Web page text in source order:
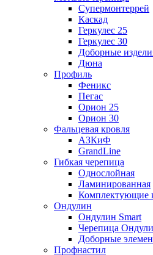
Супермонтеррей
Каскад
Геркулес 25
Геркулес 30
Доборные
Дюна
Профиль
Феникс
Пегас
Орион 25
Орион 30
Фальцевая кровля
АЗКиФ
GrandLine
Гибкая черепица
Однослойная
Ламинированная
Комплектующие
Ондулин
Ондулин Smart
Черепица
Доборные
Профнастил